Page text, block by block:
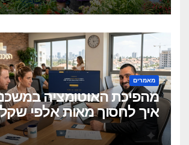
מאמרים
מהפיכת האוטומציה
איך לחסוך מאות אלפי
בלחיצת כפתור?